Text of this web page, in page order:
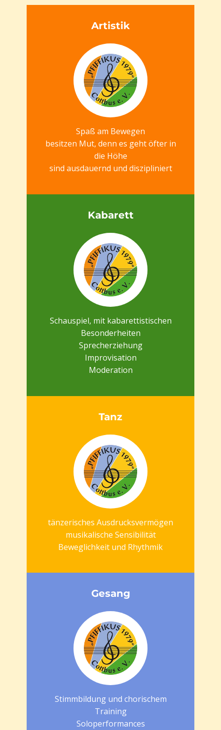
Artistik
Spaß am Bewegen
besitzen Mut, denn es geht öfter in
die Höhe
sind ausdauernd und diszipliniert
Kabarett
Schauspiel, mit kabarettistischen
Besonderheiten
Sprecherziehung
Improvisation
Moderation
Tanz
tänzerisches Ausdrucksvermögen
musikalische Sensibilität
Beweglichkeit und Rhythmik
Gesang
Stimmbildung und chorischem
Training
Soloperformances